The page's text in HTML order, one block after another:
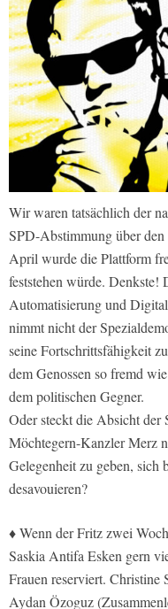
Wir waren tatsächlich der
SPD-Abstimmung über
April wurde die Plattform
feststehen würde. Denkste!
Automatisierung und
nimmt nicht der
seine Fortschrittsfähigkeit
dem Genossen so fremd
dem politischen Gegner.
Oder steckt die Absicht der
Möchtegern-Kanzler Merz
Gelegenheit zu geben, sich
desavouieren?
♦ Wenn der Fritz zwei
Saskia Antifa Esken gern
Frauen reserviert. Christine
Aydan Özoguz